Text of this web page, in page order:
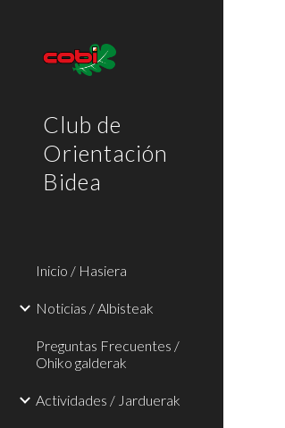
Club de
Orientación
Bidea
Inicio / Hasiera
Noticias / Albisteak
Preguntas Frecuentes /
Ohiko galderak
Actividades / Jarduerak